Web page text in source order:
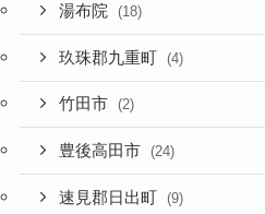
湯布院 (18)
玖珠郡九重町 (4)
竹田市 (2)
豊後高田市 (24)
速見郡日出町 (9)